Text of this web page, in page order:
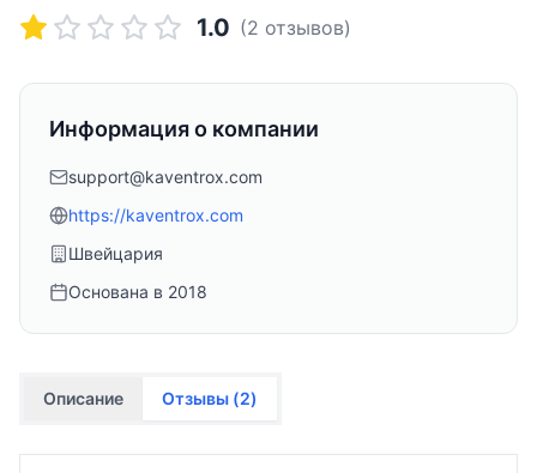
1.0 (2 отзывов)
Информация о компании
support@kaventrox.com
https://kaventrox.com
Швейцария
Основана в 2018
Описание Отзывы (2)